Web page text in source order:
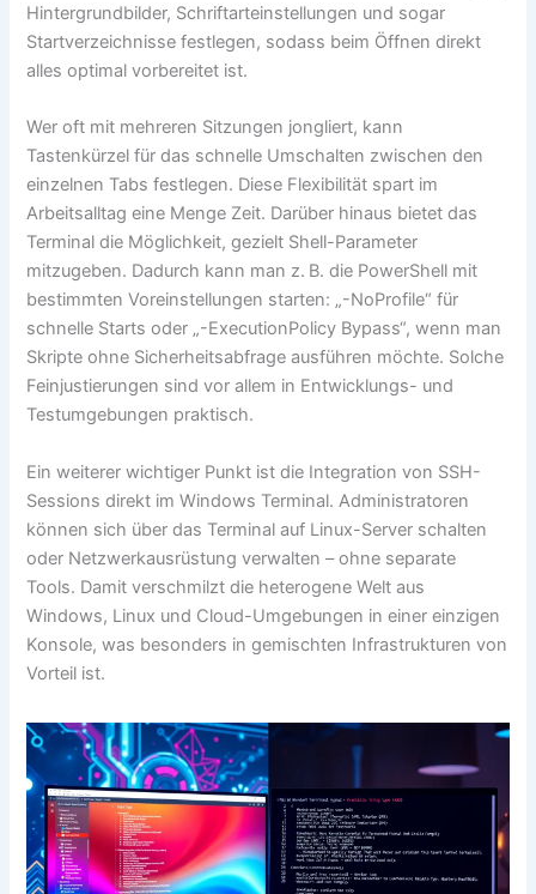
Hintergrundbilder, Schriftarteinstellungen und sogar
Startverzeichnisse festlegen, sodass beim Öffnen direkt
alles optimal vorbereitet ist.
Wer oft mit mehreren Sitzungen jongliert, kann
Tastenkürzel für das schnelle Umschalten zwischen den
einzelnen Tabs festlegen. Diese Flexibilität spart im
Arbeitsalltag eine Menge Zeit. Darüber hinaus bietet das
Terminal die Möglichkeit, gezielt Shell-Parameter
mitzugeben. Dadurch kann man z. B. die PowerShell mit
bestimmten Voreinstellungen starten: „-NoProfile“ für
schnelle Starts oder „-ExecutionPolicy Bypass“, wenn man
Skripte ohne Sicherheitsabfrage ausführen möchte. Solche
Feinjustierungen sind vor allem in Entwicklungs- und
Testumgebungen praktisch.
Ein weiterer wichtiger Punkt ist die Integration von SSH-
Sessions direkt im Windows Terminal. Administratoren
können sich über das Terminal auf Linux-Server schalten
oder Netzwerkausrüstung verwalten – ohne separate
Tools. Damit verschmilzt die heterogene Welt aus
Windows, Linux und Cloud-Umgebungen in einer einzigen
Konsole, was besonders in gemischten Infrastrukturen von
Vorteil ist.